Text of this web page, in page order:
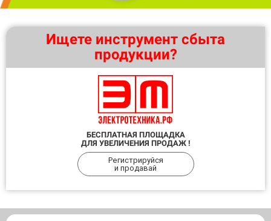
Ищете инструмент сбыта
продукции?
БЕСПЛАТНАЯ ПЛОЩАДКА
ДЛЯ УВЕЛИЧЕНИЯ ПРОДАЖ !
Регистрируйся
и продавай